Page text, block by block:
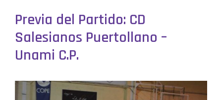
Previa del Partido: CD
Salesianos Puertollano –
Unami C.P.